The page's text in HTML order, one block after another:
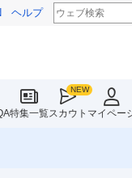
ヘルプ
特集一覧スカウト マイペー